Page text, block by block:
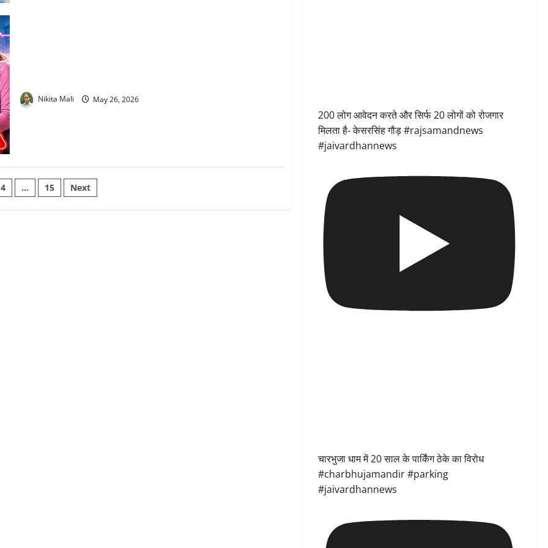
Nikita Mali May 26, 2026
4 … 15 Next
200 लोग आवेदन करते और सिर्फ 20 लोगों को रोजगार
मिलता है- केसरसिंह गौड़ #rajsamandnews
#jaivardhannews
चारभुजा धाम में 20 साल के पार्किंग ठेके का विरोध
#charbhujamandir #parking
#jaivardhannews